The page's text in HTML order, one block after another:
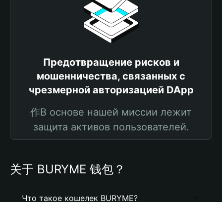
Предотвращение рисков и
мошенничества, связанных с
чрезмерной авторизацией DApp
作В основе нашей миссии лежит
защита активов пользователей.
关于 BURYME 钱包？
Что такое кошелек BURYME?